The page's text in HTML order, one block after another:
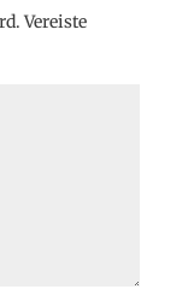
Vereiste